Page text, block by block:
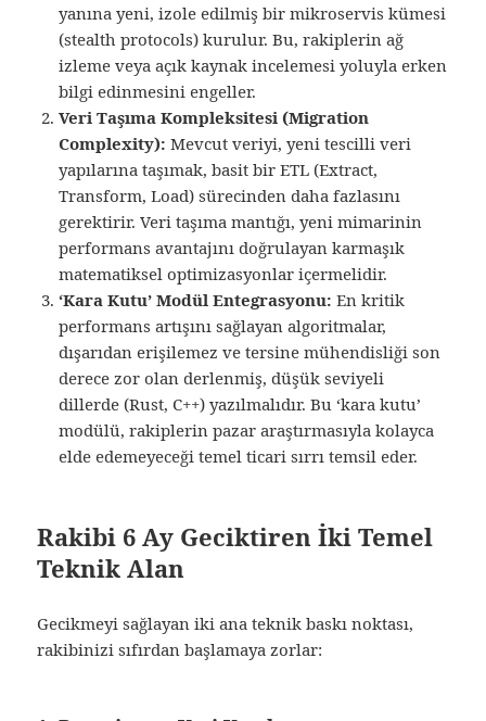
yanına yeni, izole edilmiş bir mikroservis kümesi
(stealth protocols) kurulur. Bu, rakiplerin ağ
izleme veya açık kaynak incelemesi yoluyla erken
bilgi edinmesini engeller.
Veri Taşıma Kompleksitesi (Migration
Complexity): Mevcut veriyi, yeni tescilli veri
yapılarına taşımak, basit bir ETL (Extract,
Transform, Load) sürecinden daha fazlasını
gerektirir. Veri taşıma mantığı, yeni mimarinin
performans avantajını doğrulayan karmaşık
matematiksel optimizasyonlar içermelidir.
‘Kara Kutu’ Modül Entegrasyonu: En kritik
performans artışını sağlayan algoritmalar,
dışarıdan erişilemez ve tersine mühendisliği son
derece zor olan derlenmiş, düşük seviyeli
dillerde (Rust, C++) yazılmalıdır. Bu ‘kara kutu’
modülü, rakiplerin pazar araştırmasıyla kolayca
elde edemeyeceği temel ticari sırrı temsil eder.
Rakibi 6 Ay Geciktiren İki Temel
Teknik Alan
Gecikmeyi sağlayan iki ana teknik baskı noktası,
rakibinizi sıfırdan başlamaya zorlar: